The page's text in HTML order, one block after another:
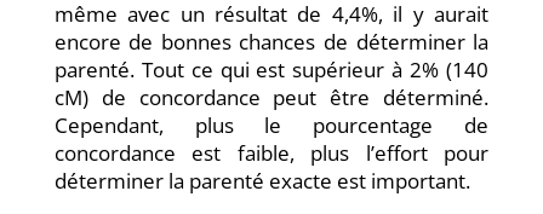
même avec un résultat de 4,4%, il y aurait
encore de bonnes chances de déterminer la
parenté. Tout ce qui est supérieur à 2% (140
cM) de concordance peut être déterminé.
Cependant, plus le pourcentage de
concordance est faible, plus l’effort pour
déterminer la parenté exacte est important.